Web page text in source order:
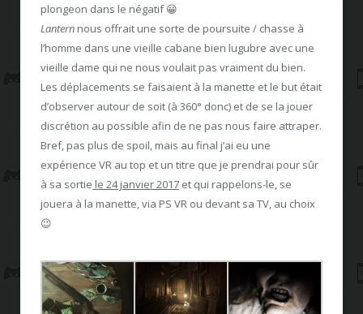
plongeon dans le négatif 😀
Lantern nous offrait une sorte de poursuite / chasse à
l’homme dans une vieille cabane bien lugubre avec une
vieille dame qui ne nous voulait pas vraiment du bien.
Les déplacements se faisaient à la manette et le but était
d’observer autour de soit (à 360° donc) et de se la jouer
discrétion au possible afin de ne pas nous faire attraper.
Bref, pas plus de spoil, mais au final j’ai eu une
expérience VR au top et un titre que je prendrai pour sûr
à sa sortie le 24 janvier 2017 et qui rappelons-le, se
jouera à la manette, via PS VR ou devant sa TV, au choix
😉